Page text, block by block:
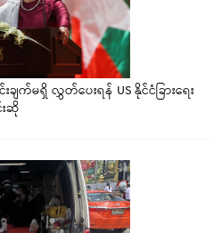
ချက်မရှိ လွှတ်ပေးရန် US နိုင်ငံခြားရေး
ဆို